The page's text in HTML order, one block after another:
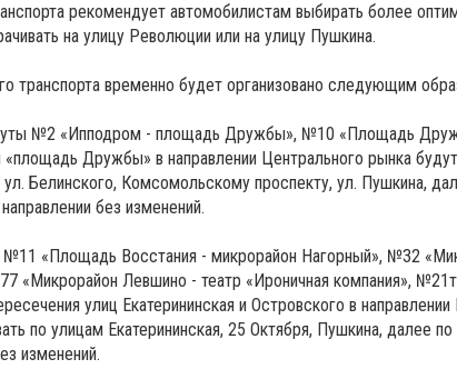
рекомендует автомобилистам выбирать более
на улицу Революции или на улицу Пушкина.
транспорта временно будет организовано следующим
№2 «Ипподром - площадь Дружбы», №10 «Площадь
«площадь Дружбы» в направлении Центрального рынка
Белинского, Комсомольскому проспекту, ул. Пушкина,
без изменений.
«Площадь Восстания - микрорайон Нагорный», №32
«Микрорайон Левшино - театр «Ироничная компания»,
улиц Екатерининская и Островского в
по улицам Екатерининская, 25 Октября, Пушкина, далее
изменений.